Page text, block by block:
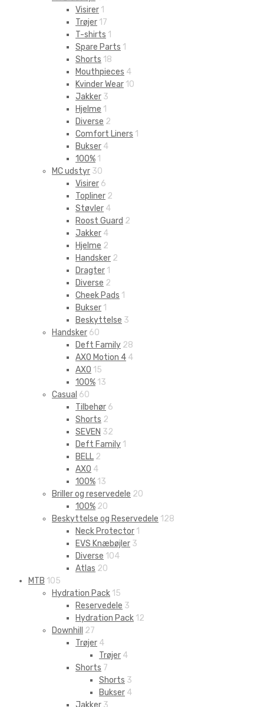
Visirer 1
Trøjer 17
T-shirts 1
Spare Parts 1
Shorts 18
Mouthpieces 4
Kvinder Wear 10
Jakker 3
Hjelme 1
Diverse 2
Comfort Liners 1
Bukser 4
100% 1
MC udstyr 30
Visirer 6
Topliner 2
Støvler 4
Roost Guard 2
Jakker 4
Hjelme 2
Handsker 2
Dragter 1
Diverse 2
Cheek Pads 1
Bukser 1
Beskyttelse 3
Handsker 60
Deft Family 28
AXO Motion 4 4
AXO 15
100% 13
Casual 60
Tilbehør 6
Shorts 2
SEVEN 32
Deft Family 1
BELL 2
AXO 4
100% 13
Briller og reservedele 20
100% 20
Beskyttelse og Reservedele 128
Neck Protector 1
EVS Knæbøjler 3
Diverse 104
Atlas 20
MTB 105
Hydration Pack 15
Reservedele 3
Hydration Pack 12
Downhill
27
Trøjer 4
Trøjer 4
Shorts 7
Shorts 3
Bukser 4